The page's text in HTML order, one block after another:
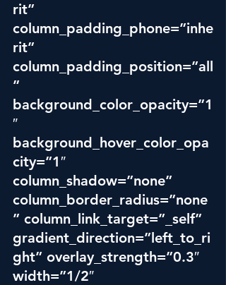
rit”
column_padding_phone=”inhe
rit”
column_padding_position=”all
”
background_color_opacity=”1
″
background_hover_color_opa
city=”1″
column_shadow=”none”
column_border_radius=”none
” column_link_target=”_self”
gradient_direction=”left_to_ri
ght” overlay_strength=”0.3″
width=”1/2″